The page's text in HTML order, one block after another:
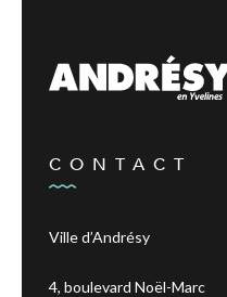
CONTACT
Ville d’Andrésy
4, boulevard Noël-Marc